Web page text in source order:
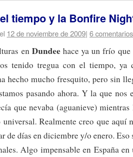
tiempo y la Bonfire
12 de noviembre de 2009| 6 comentarios
en Dundeehace ya un frío que
tenido tregua con el tiempo, ya
hecho mucho fresquito, pero sin
pasando ahora. Y la que nos
que nevaba (aguanieve)
Realmente creo que aquí
de días en diciembre y/o enero. Eso
Algo impensable en España